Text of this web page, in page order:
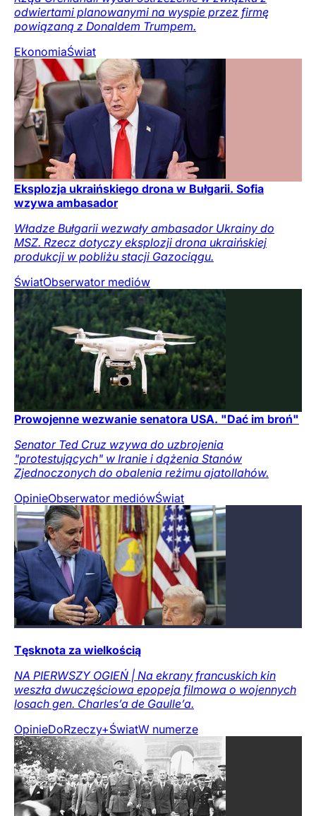
odwiertami planowanymi na wyspie przez firmę
powiązaną z Donaldem Trumpem.
EkonomiaŚwiat
Eksplozja ukraińskiego drona w Bułgarii. Sofia
wzywa ambasador
Władze Bułgarii wezwały ambasador Ukrainy do
MSZ. Rzecz dotyczy eksplozji drona ukraińskiej
produkcji w pobliżu stacji Gazociągu.
ŚwiatObserwator mediów
Prowojenne wezwanie senatora USA. "Dać im broń"
Senator Ted Cruz wzywa do uzbrojenia
"protestujących" w Iranie i dążenia Stanów
Zjednoczonych do obalenia reżimu ajatollahów.
OpinieObserwator mediówŚwiat
Tęsknota za wielkością
NA PIERWSZY OGIEŃ | Na ekrany francuskich kin
weszła dwuczęściowa epopeja filmowa o wojennych
losach gen. Charles’a de Gaulle’a.
OpinieDoRzeczy+ŚwiatW numerze